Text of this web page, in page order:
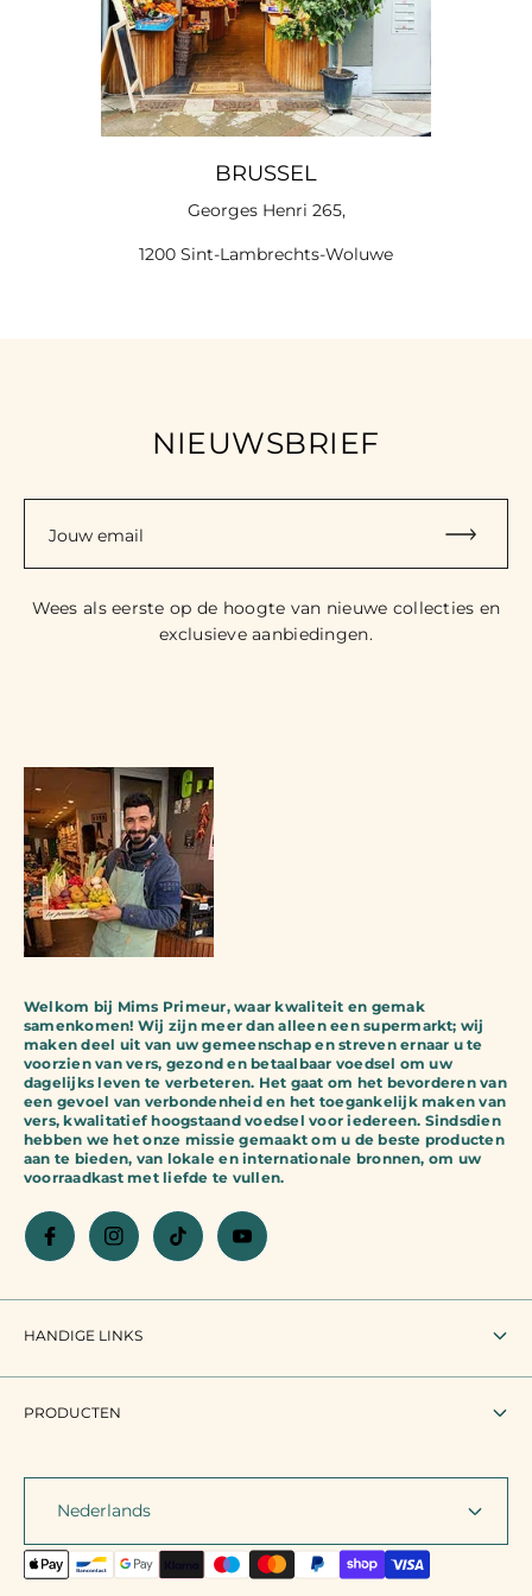
BRUSSEL
Georges Henri 265,
1200 Sint-Lambrechts-Woluwe
NIEUWSBRIEF
Jouw email
Wees als eerste op de hoogte van nieuwe collecties en
exclusieve aanbiedingen.
Welkom bij Mims Primeur, waar kwaliteit en gemak
samenkomen! Wij zijn meer dan alleen een supermarkt; wij
maken deel uit van uw gemeenschap en streven ernaar u te
voorzien van vers, gezond en betaalbaar voedsel om uw
dagelijks leven te verbeteren. Het gaat om het bevorderen van
een gevoel van verbondenheid en het toegankelijk maken van
vers, kwalitatief hoogstaand voedsel voor iedereen. Sindsdien
hebben we het onze missie gemaakt om u de beste producten
aan te bieden, van lokale en internationale bronnen, om uw
voorraadkast met liefde te vullen.
HANDIGE LINKS
Juridische vermelding
Contact
PRODUCTEN
Alle producten
Exotisch land
Rummo
Nederlands